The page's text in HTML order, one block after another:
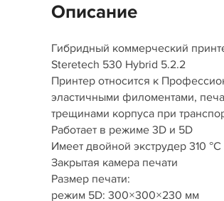
Описание
Гибридный коммерческий
Steretech 530 Hybrid 5.2.2
Принтер относится к
эластичными филоментами,
трещинами корпуса при
Работает в режиме 3D и 5D
Имеет двойной экструдер 310 °С
Закрытая камера печати
Размер печати:
режим 5D: 300×300×230 мм